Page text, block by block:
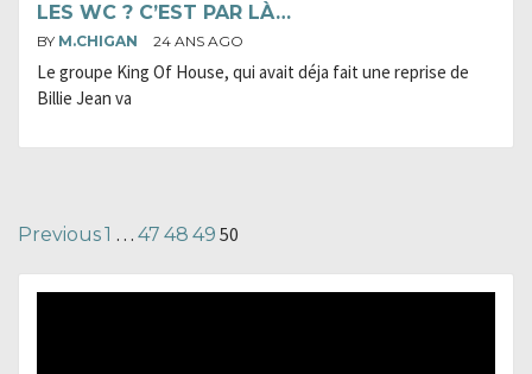
LES WC ? C’EST PAR LÀ…
BY M.CHIGAN 24 ANS AGO
Le groupe King Of House, qui avait déja fait une reprise de
Billie Jean va
Navigation
des
Previous1 … 47 48 49 50